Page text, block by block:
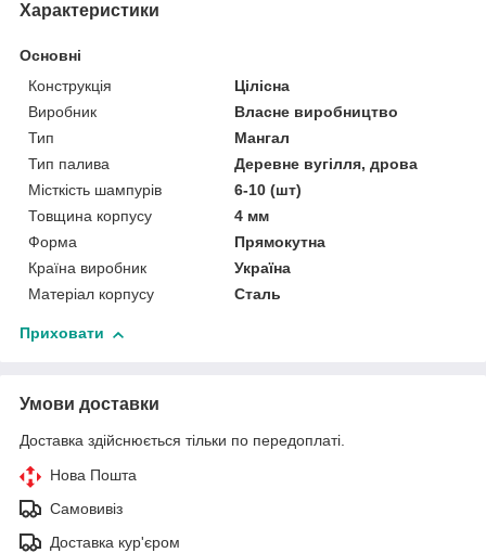
Характеристики
Основні
Конструкція
Цілісна
Виробник
Власне виробництво
Тип
Мангал
Тип палива
Деревне вугілля, дрова
Місткість шампурів
6-10 (шт)
Товщина корпусу
4 мм
Форма
Прямокутна
Країна виробник
Україна
Матеріал корпусу
Сталь
Приховати
Умови доставки
Доставка здійснюється тільки по передоплаті.
Нова Пошта
Самовивіз
Доставка кур'єром